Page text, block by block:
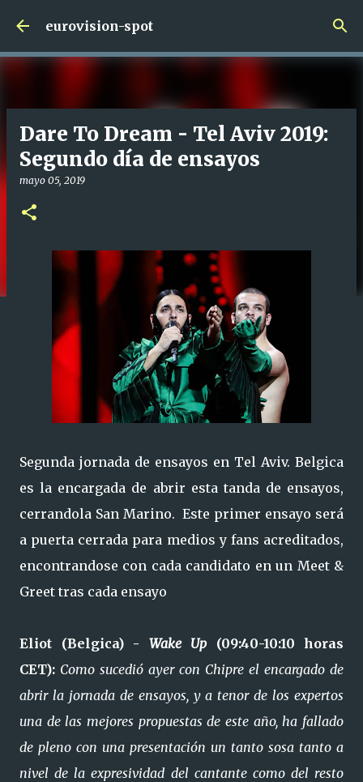
Ir al contenido principal
eurovision-spot
Dare To Dream - Tel Aviv 2019:
Segundo día de ensayos
mayo 05, 2019
Segunda jornada de ensayos en Tel Aviv. Belgica
es la encargada de abrir esta tanda de ensayos,
cerrandola San Marino. Este primer ensayo será
a puerta cerrada para medios y fans acreditados,
encontrandose con cada candidato en un Meet &
Greet tras cada ensayo
Eliot (Belgica) - Wake Up(09:40-10:10 horas
CET): Como sucedió ayer con Chipre el encargado de
abrir la jornada de ensayos, y a tenor de los expertos
una de las mejores propuestas de este año, ha fallado
de pleno con una presentación un tanto sosa tanto a
nivel de la expresividad del cantante como del resto